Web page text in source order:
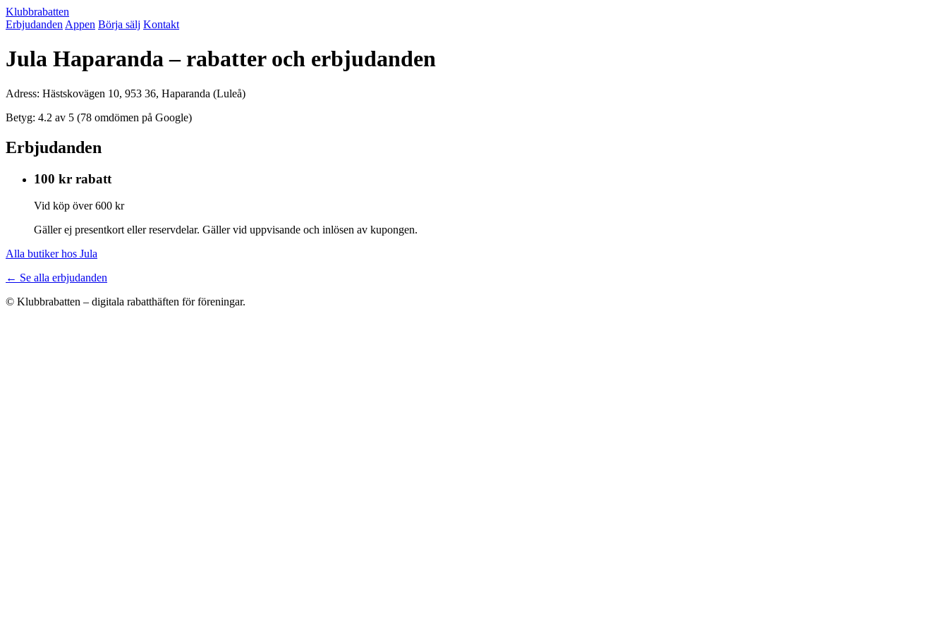
Klubbrabatten
Erbjudanden Appen Börja sälj Kontakt
Jula Haparanda – rabatter och erbjudanden
Adress: Hästskovägen 10, 953 36, Haparanda (Luleå)
Betyg: 4.2 av 5 (78 omdömen på Google)
Erbjudanden
100 kr rabatt
Vid köp över 600 kr
Gäller ej presentkort eller reservdelar. Gäller vid uppvisande och inlösen av kupongen.
Alla butiker hos Jula
← Se alla erbjudanden
© Klubbrabatten – digitala rabatthäften för föreningar.